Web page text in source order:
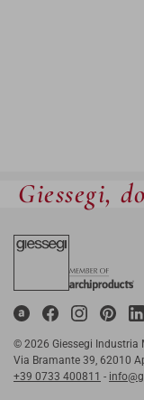
Giessegi,
© 2026 Giessegi Industria
Via Bramante 39, 62010
+39 0733 400811 -